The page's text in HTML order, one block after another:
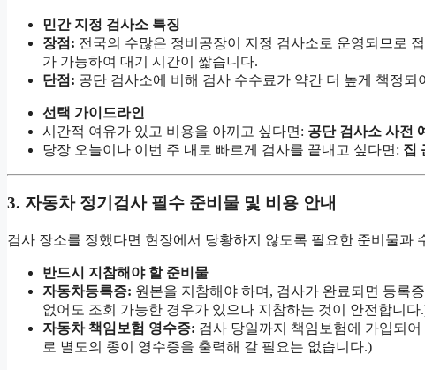
민간 지정 검사소 특징
장점: 전국의 수많은 정비공장이 지정 검사소로 운영되므로
가 가능하여 대기 시간이 짧습니다.
단점: 공단 검사소에 비해 검사 수수료가 약간 더 높게 책정
선택 가이드라인
시간적 여유가 있고 비용을 아끼고 싶다면: 공단 검사소 사전
당장 오늘이나 이번 주 내로 빠르게 검사를 끝내고 싶다면: 집
3. 자동차 정기검사 필수 준비물 및 비용 안내
검사 장소를 정했다면 현장에서 당황하지 않도록 필요한 준비물과
반드시 지참해야 할 준비물
자동차등록증: 원본을 지참해야 하며, 검사가 완료되면 등록
없어도 조회 가능한 경우가 있으나 지참하는 것이 안전합니다
자동차 책임보험 영수증: 검사 당일까지 책임보험에 가입되
로 별도의 종이 영수증을 출력해 갈 필요는 없습니다.)